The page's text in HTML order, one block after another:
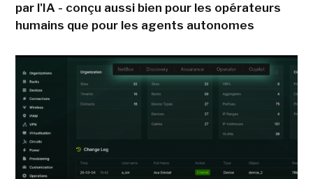
par l'IA - conçu aussi bien pour les opérateurs
humains que pour les agents autonomes